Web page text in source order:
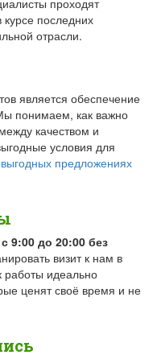
последних
отрасли.
является обеспечение
понимаем, как важно
качеством и
условия для
выгодных предложениях
с 9:00 до 20:00 без
визит к нам в
идеально
ценят своё время и не